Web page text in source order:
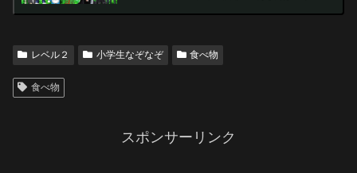
ど一問一答から3択・4択問題までの小学生の簡単問
レベル２ 小学生なぞなぞ 食べ物
食べ物
スポンサーリンク